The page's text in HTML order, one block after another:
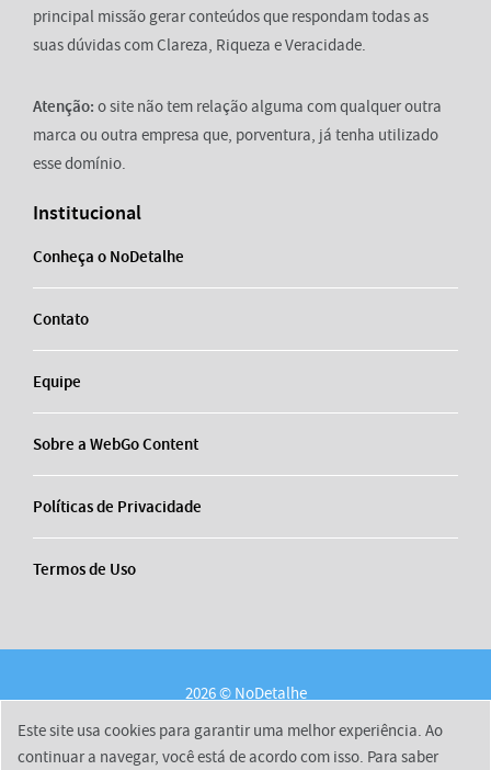
principal missão gerar conteúdos que respondam todas as
suas dúvidas com Clareza, Riqueza e Veracidade.
Atenção: o site não tem relação alguma com qualquer outra
marca ou outra empresa que, porventura, já tenha utilizado
esse domínio.
Institucional
Conheça o NoDetalhe
Contato
Equipe
Sobre a WebGo Content
Políticas de Privacidade
Termos de Uso
2026 © NoDetalhe
Sobre a WebGo Content
Políticas de Privacidade
Este site usa cookies para garantir uma melhor experiência. Ao
continuar a navegar, você está de acordo com isso. Para saber